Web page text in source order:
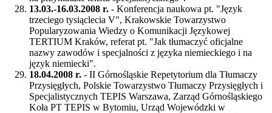
13.03.-16.03.2008 r. - Konferencja naukowa pt. "Język
trzeciego tysiąclecia V", Krakowskie Towarzystwo
Popularyzowania Wiedzy o Komunikacji Językowej
TERTIUM Kraków, referat pt. "Jak tłumaczyć oficjalne
nazwy zawodów i specjalności z języka niemieckiego i na
język niemiecki".
18.04.2008 r. - II Górnośląskie Repetytorium dla Tłumaczy
Przysięgłych, Polskie Towarzystwo Tłumaczy Przysięgłych i
Specjalistycznych TEPIS Warszawa, Zarząd Górnośląskiego
Koła PT TEPIS w Bytomiu, Urząd Wojewódzki w